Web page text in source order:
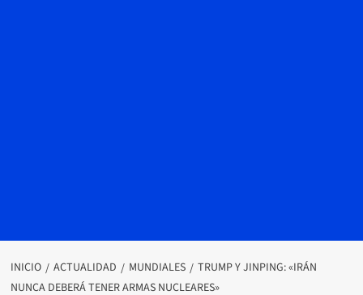
INICIO ACTUALIDAD MUNDIALES
TRUMP Y JINPING: «IRÁN
NUNCA DEBERÁ TENER ARMAS NUCLEARES»